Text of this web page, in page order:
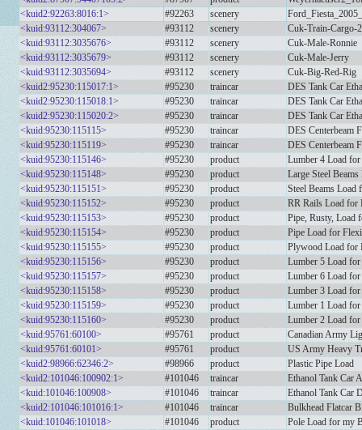
<kuid2:92263:8016:1>
#92263 scenery
<kuid:93112:304067>
#93112 scenery
Cuk-Train-Cargo-2
<kuid:93112:3035676>
#93112 scenery
Cuk-Male-Ronnie
<kuid:93112:3035679>
#93112 scenery
Cuk-Male-Jerry
<kuid:93112:3035694>
#93112 scenery
Cuk-Big-Red-Rig
<kuid2:95230:115017:1>
#95230 traincar
DES Tank Car
<kuid2:95230:115018:1>
#95230 traincar
DES Tank Car
<kuid2:95230:115020:2>
#95230 traincar
DES Tank Car
<kuid:95230:115115>
#95230 traincar
DES Centerbeam
<kuid:95230:115119>
#95230 traincar
DES
<kuid:95230:115146>
#95230 product
Lumber 4 Load
<kuid:95230:115148>
#95230 product
Large Steel
<kuid:95230:115151>
#95230 product
Steel Beams Load
<kuid:95230:115152>
#95230 product
RR Rails Load for
<kuid:95230:115153>
#95230 product
Pipe, Rusty, Load
<kuid:95230:115154>
#95230 product
Pipe Load for
<kuid:95230:115155>
#95230 product
Plywood Load for
<kuid:95230:115156>
#95230 product
Lumber 5 Load
<kuid:95230:115157>
#95230 product
Lumber 6 Load
<kuid:95230:115158>
#95230 product
Lumber 3 Load
<kuid:95230:115159>
#95230 product
Lumber 1 Load
<kuid:95230:115160>
#95230 product
Lumber 2 Load
<kuid:95761:60100>
#95761 product
Canadian Army
<kuid:95761:60101>
#95761 product
US Army Heavy
<kuid2:98966:62346:2>
#98966 product
Plastic Pipe Load
<kuid2:101046:100902:1>
#101046 traincar
Ethanol Tank Car
<kuid:101046:100908>
#101046 traincar
Ethanol Tank Car
<kuid2:101046:101016:1>
#101046 traincar
Bulkhead Flatcar
<kuid:101046:101018>
#101046 product
Pole Load for my